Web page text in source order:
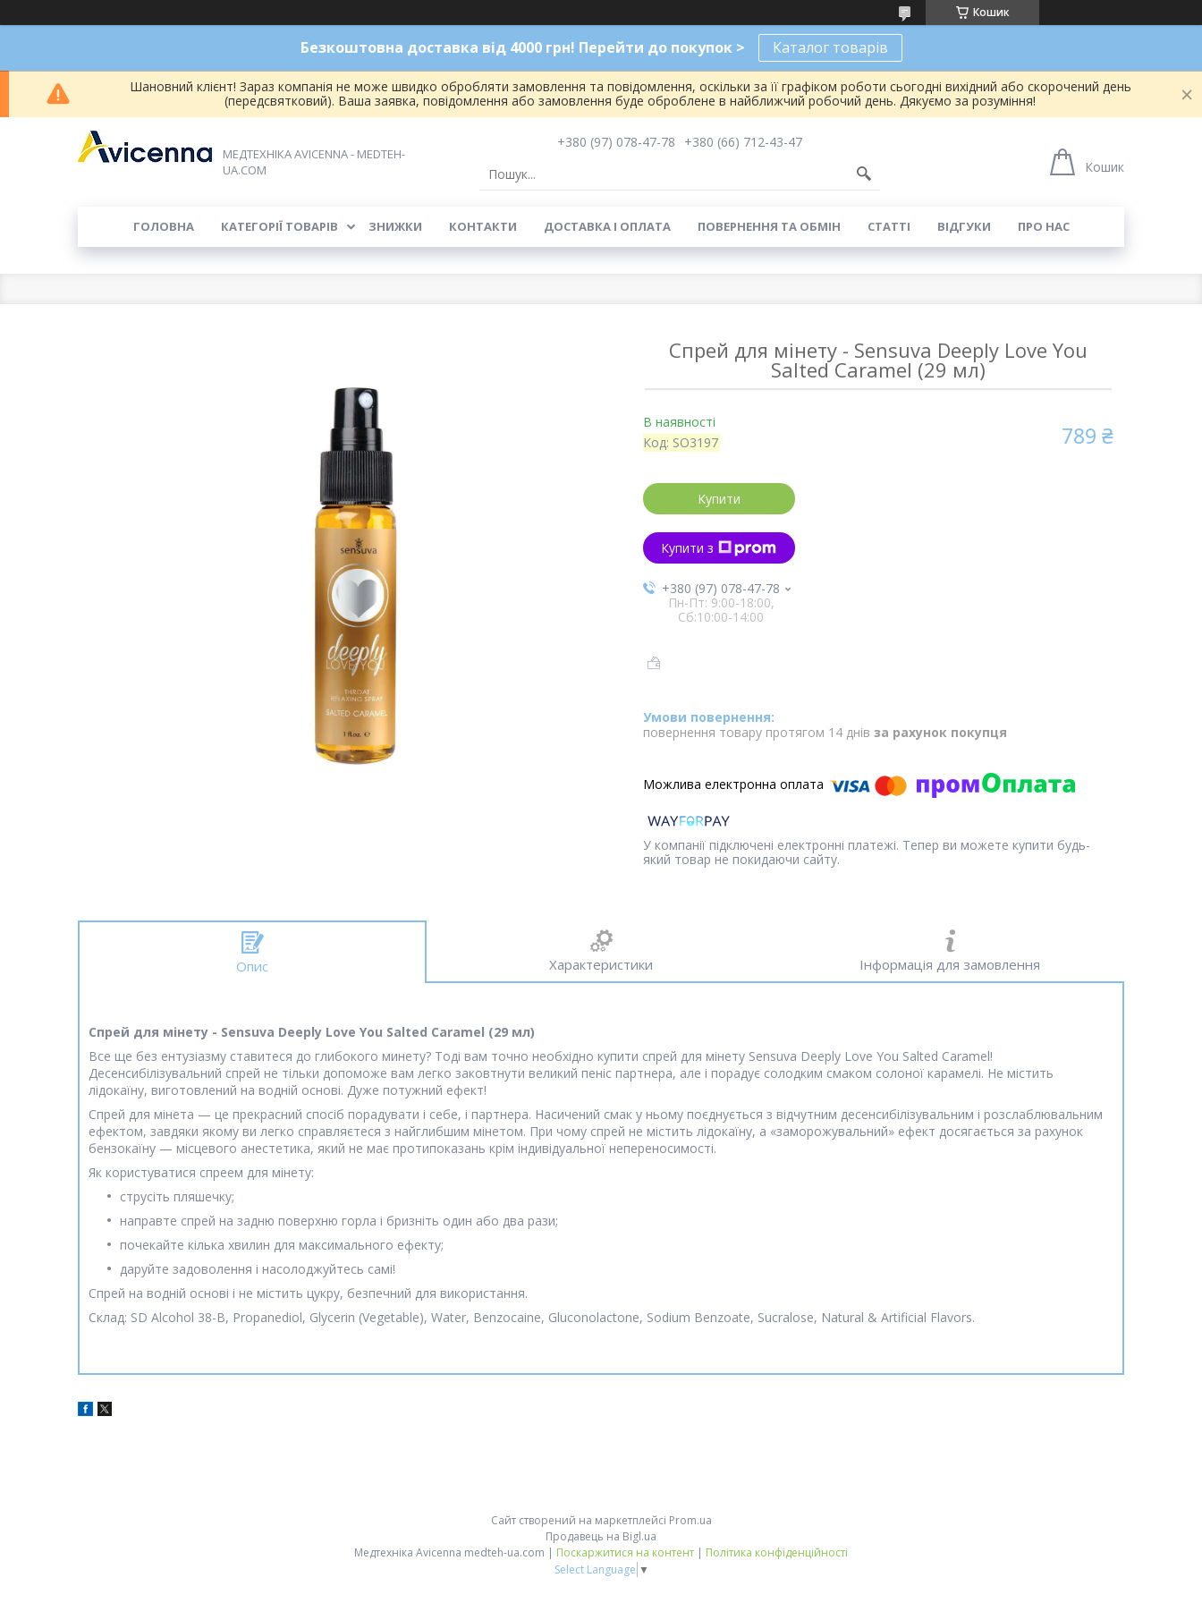
Кошик
Безкоштовна доставка від 4000 грн! Перейти до покупок > Каталог товарів
Шановний клієнт! Зараз компанія не може швидко обробляти замовлення та повідомлення, оскільки за її графіком роботи сьогодні вихідний або скорочений день
(передсвятковий). Ваша заявка, повідомлення або замовлення буде оброблене в найближчий робочий день. Дякуємо за розуміння!
МЕДТЕХНІКА AVICENNA - MEDTEH-
UA.COM
+380 (97) 078-47-78
+380 (66) 712-43-47
Кошик
ГОЛОВНА КАТЕГОРІЇ ТОВАРІВ ЗНИЖКИ КОНТАКТИ ДОСТАВКА І ОПЛАТА ПОВЕРНЕННЯ ТА ОБМІН СТАТТІ ВІДГУКИ ПРО НАС
Спрей для мінету - Sensuva Deeply Love You
Salted Caramel (29 мл)
В наявності
Код: SO3197 789 ₴
Купити
Купити з
+380 (97) 078-47-78
Пн-Пт: 9:00-18:00,
Сб:10:00-14:00
повернення товару протягом 14 днів за рахунок покупця
У компанії підключені електронні платежі. Тепер ви можете купити будь-
який товар не покидаючи сайту.
Опис Характеристики Інформація для замовлення
Спрей для мінету - Sensuva Deeply Love You Salted Caramel (29 мл)
Все ще без ентузіазму ставитеся до глибокого минету? Тоді вам точно необхідно купити спрей для мінету Sensuva Deeply Love You Salted Caramel!
Десенсибілізувальний спрей не тільки допоможе вам легко заковтнути великий пеніс партнера, але і порадує солодким смаком солоної карамелі. Не містить
лідокаїну, виготовлений на водній основі. Дуже потужний ефект!
Спрей для мінета — це прекрасний спосіб порадувати і себе, і партнера. Насичений смак у ньому поєднується з відчутним десенсибілізувальним і розслаблювальним
ефектом, завдяки якому ви легко справляєтеся з найглибшим мінетом. При чому спрей не містить лідокаїну, а «заморожувальний» ефект досягається за рахунок
бензокаїну — місцевого анестетика, який не має протипоказань крім індивідуальної непереносимості.
Як користуватися спреем для мінету:
струсіть пляшечку;
направте спрей на задню поверхню горла і бризніть один або два рази;
почекайте кілька хвилин для максимального ефекту;
даруйте задоволення і насолоджуйтесь самі!
Спрей на водній основі і не містить цукру, безпечний для використання.
Склад: SD Alcohol 38-B, Propanediol, Glycerin (Vegetable), Water, Benzocaine, Gluconolactone, Sodium Benzoate, Sucralose, Natural & Artificial Flavors.
Сайт створений на маркетплейсі Prom.ua
Продавець на Bigl.ua
Медтехніка Avicenna medteh-ua.com | Поскаржитися на контент | Політика конфіденційності
Select Language ▼